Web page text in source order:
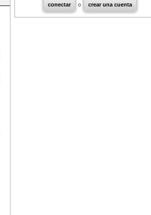
conectar o crear una cuenta